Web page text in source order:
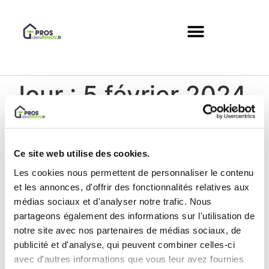
Ce site web utilise des cookies.
Les cookies nous permettent de personnaliser le contenu
et les annonces, d'offrir des fonctionnalités relatives aux
médias sociaux et d'analyser notre trafic. Nous
partageons également des informations sur l'utilisation de
notre site avec nos partenaires de médias sociaux, de
publicité et d'analyse, qui peuvent combiner celles-ci
avec d'autres informations que vous leur avez fournies
Jour : 5 février 2024
Entretenir et Prendre Soin
de Vos Panneaux Solaires :
Un Investissement d’avenir